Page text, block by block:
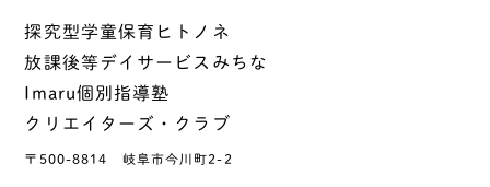
探究型学童保育ヒトノネ
放課後等デイサービスみちな
Imaru個別指導塾
クリエイターズ・クラブ
〒500-8814 岐阜市今川町2-2